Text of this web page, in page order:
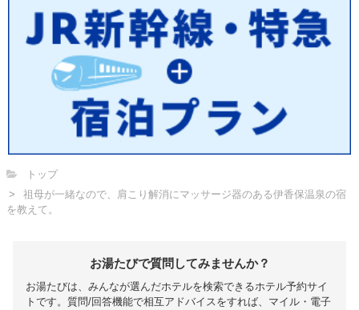
トップ
祖母が一緒なので、肩こり解消にマッサージ器のある伊香保温泉の宿
を教えて。
お湯たびで質問してみませんか？
お湯たびは、みんなが選んだホテルを検索できるホテル予約サイ
トです。質問/回答機能で相互アドバイスをすれば、マイル・電子